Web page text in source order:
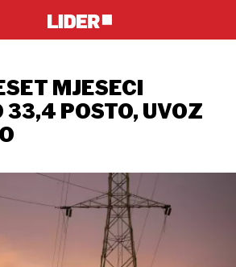
MJESECI
33,4 POSTO, UVOZ